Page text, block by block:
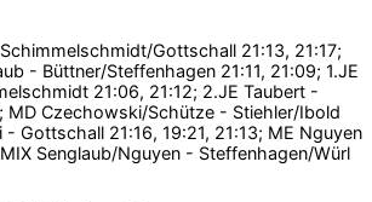
Gottschall 21:13, 21:17;
- Büttner/Steffenhagen 21:11, 21:09; 1.JE
21:06, 21:12; 2.JE Taubert -
MD Czechowski/Schütze - Stiehler/Ibold
- Gottschall 21:16, 19:21, 21:13; ME Nguyen
Senglaub/Nguyen - Steffenhagen/Würl